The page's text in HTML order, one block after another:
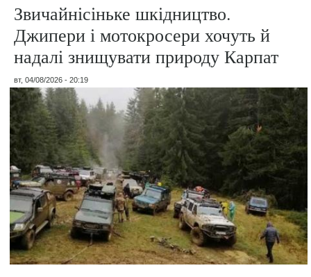
Звичайнісіньке шкідництво.
Джипери і мотокросери хочуть й
надалі знищувати природу Карпат
вт, 04/08/2026 - 20:19